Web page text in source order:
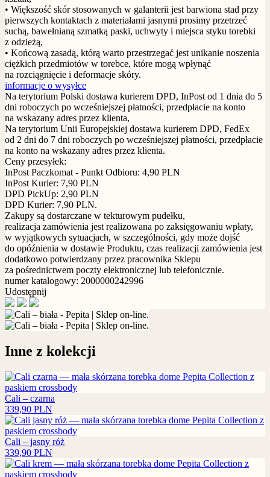
• Większość skór stosowanych w galanterii jest barwiona stad przy
pierwszych kontaktach z materiałami jasnymi prosimy przetrzeć
suchą, bawełnianą szmatką paski, uchwyty i miejsca styku torebki
z odzieżą,
• Końcową zasadą, którą warto przestrzegać jest unikanie noszenia
ciężkich przedmiotów w torebce, które mogą wpłynąć
na rozciągnięcie i deformacje skóry.
informacje o wysyłce
Na terytorium Polski dostawa kurierem DPD, InPost od 1 dnia do 5
dni roboczych po wcześniejszej płatności, przedpłacie na konto
na wskazany adres przez klienta,
Na terytorium Unii Europejskiej dostawa kurierem DPD, FedEx
od 2 dni do 7 dni roboczych po wcześniejszej płatności, przedpłacie
na konto na wskazany adres przez klienta.
Ceny przesyłek:
InPost Paczkomat - Punkt Odbioru: 4,90 PLN
InPost Kurier: 7,90 PLN
DPD PickUp: 2,90 PLN
DPD Kurier: 7,90 PLN.
Zakupy są dostarczane w tekturowym pudełku,
realizacja zamówienia jest realizowana po zaksięgowaniu wpłaty,
w wyjątkowych sytuacjach, w szczególności, gdy może dojść
do opóźnienia w dostawie Produktu, czas realizacji zamówienia jest
dodatkowo potwierdzany przez pracownika Sklepu
za pośrednictwem poczty elektronicznej lub telefonicznie.
numer katalogowy: 2000000242996
Udostępnij
Inne z kolekcji
Cali – czarna
339,90 PLN
Cali – jasny róż
339,90 PLN